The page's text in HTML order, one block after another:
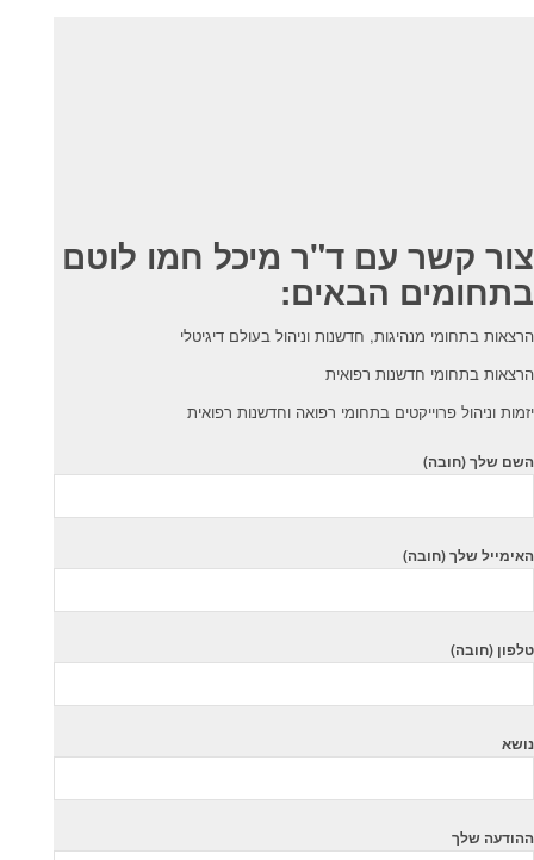
צור קשר עם ד"ר מיכל חמו לוטם
בתחומים הבאים:
הרצאות בתחומי מנהיגות, חדשנות וניהול בעולם דיגיטלי
הרצאות בתחומי חדשנות רפואית
יזמות וניהול פרוייקטים בתחומי רפואה וחדשנות רפואית
השם שלך (חובה)
האימייל שלך (חובה)
טלפון (חובה)
נושא
ההודעה שלך